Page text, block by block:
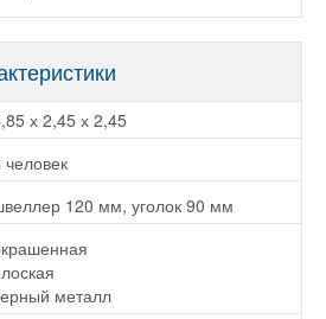
х 2,45 х 2,45
человек
120 мм, уголок 90 мм
металл